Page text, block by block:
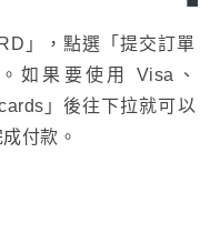
」，點選「提交訂單
如果要使用 Visa、
」後往下拉就可以
付款。